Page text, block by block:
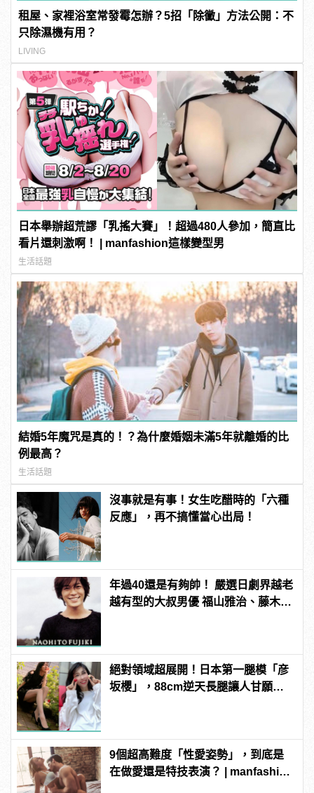
租屋、家裡浴室常發霉怎辦？5招「除黴」方法公開：不
只除濕機有用？
LIVING
日本舉辦超荒謬「乳搖大賽」！超過480人參加，簡直比
看片還刺激啊！ | manfashion這樣變型男
生活話題
結婚5年魔咒是真的！？為什麼婚姻未滿5年就離婚的比
例最高？
生活話題
沒事就是有事！女生吃醋時的「六種
反應」，再不搞懂當心出局！
年過40還是有夠帥！ 嚴選日劇界越老
越有型的大叔男優 福山雅治、藤木直
絕對領域超展開！日本第一腿模「彦
坂櫻」，88cm逆天長腿讓人甘願拜
9個超高難度「性愛姿勢」，到底是
在做愛還是特技表演？ | manfashion